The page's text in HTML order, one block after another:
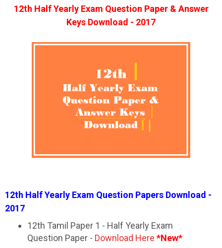
12th Half Yearly Exam Question Paper & Answer
Keys Download - 2017
12th Half Yearly Exam Question Papers Download -
2017
12th Tamil Paper 1 - Half Yearly Exam
Question Paper - Download Here *New*